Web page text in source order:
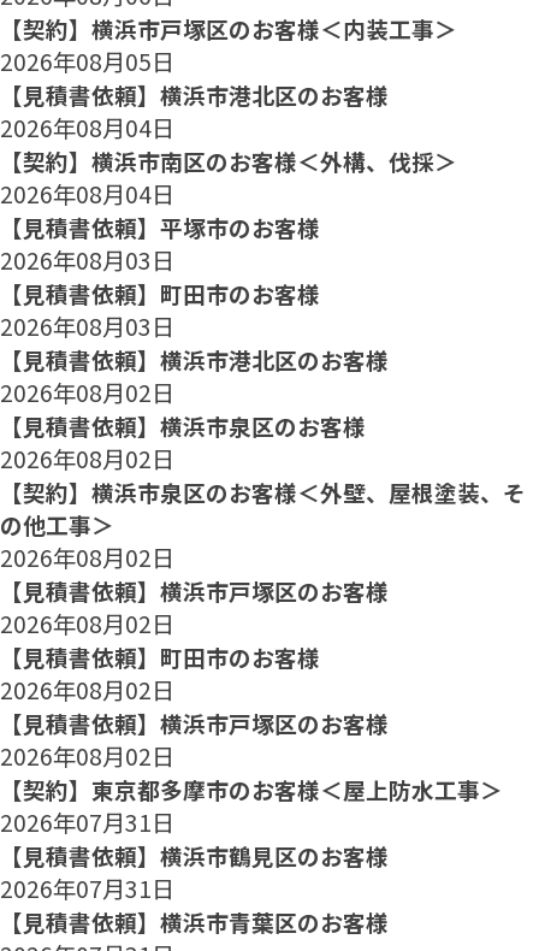
【契約】横浜市戸塚区のお客様＜内装工事＞
2026年08月05日
【見積書依頼】横浜市港北区のお客様
2026年08月04日
【契約】横浜市南区のお客様＜外構、伐採＞
2026年08月04日
【見積書依頼】平塚市のお客様
2026年08月03日
【見積書依頼】町田市のお客様
2026年08月03日
【見積書依頼】横浜市港北区のお客様
2026年08月02日
【見積書依頼】横浜市泉区のお客様
2026年08月02日
【契約】横浜市泉区のお客様＜外壁、屋根塗装、そ
の他工事＞
2026年08月02日
【見積書依頼】横浜市戸塚区のお客様
2026年08月02日
【見積書依頼】町田市のお客様
2026年08月02日
【見積書依頼】横浜市戸塚区のお客様
2026年08月02日
【契約】東京都多摩市のお客様＜屋上防水工事＞
2026年07月31日
【見積書依頼】横浜市鶴見区のお客様
2026年07月31日
【見積書依頼】横浜市青葉区のお客様